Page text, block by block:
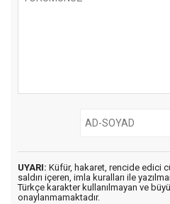
UYARI: Küfür, hakaret, rencide edici
saldırı içeren, imla kuralları ile
Türkçe karakter kullanılmayan ve
onaylanmamaktadır.